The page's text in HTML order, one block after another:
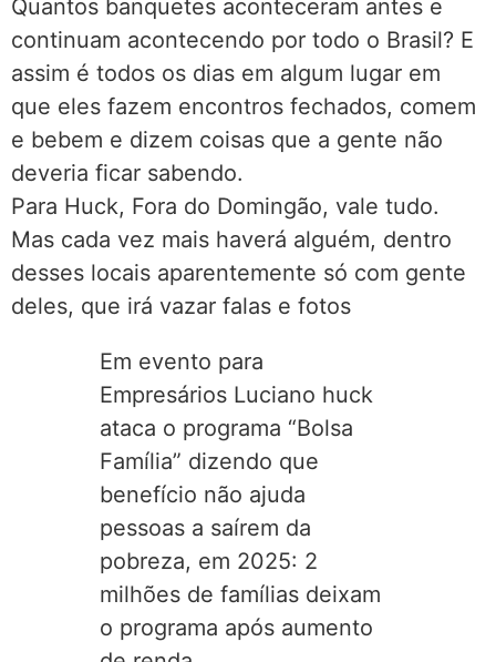
Quantos banquetes aconteceram antes e
continuam acontecendo por todo o Brasil? E
assim é todos os dias em algum lugar em
que eles fazem encontros fechados, comem
e bebem e dizem coisas que a gente não
deveria ficar sabendo.
Para Huck, Fora do Domingão, vale tudo.
Mas cada vez mais haverá alguém, dentro
desses locais aparentemente só com gente
deles, que irá vazar falas e fotos
Em evento para
Empresários Luciano huck
ataca o programa “Bolsa
Família” dizendo que
benefício não ajuda
pessoas a saírem da
pobreza, em 2025: 2
milhões de famílias deixam
o programa após aumento